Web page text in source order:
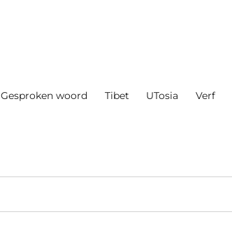
Gesproken woord Tibet UTosia Verf